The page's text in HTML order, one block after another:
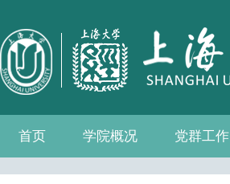
首页 学院概况
学院介绍 学院简介
发展历程
历任院长
现任领导
组织机构
学院愿景
党群工作
党务公开
党的建设
群众团体
学院制度